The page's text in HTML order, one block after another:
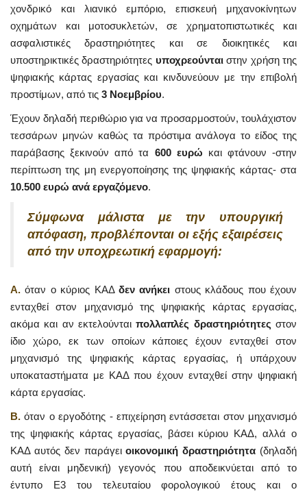
χονδρικό και λιανικό εμπόριο, επισκευή μηχανοκίνητων
οχημάτων και μοτοσυκλετών, σε χρηματοπιστωτικές και
ασφαλιστικές δραστηριότητες και σε διοικητικές και
υποστηρικτικές δραστηριότητες υποχρεούνται στην χρήση της
ψηφιακής κάρτας εργασίας και κινδυνεύουν με την επιβολή
προστίμων, από τις 3 Νοεμβρίου.
Έχουν δηλαδή περιθώριο για να προσαρμοστούν, τουλάχιστον
τεσσάρων μηνών καθώς τα πρόστιμα ανάλογα το είδος της
παράβασης ξεκινούν από τα 600 ευρώ και φτάνουν -στην
περίπτωση της μη ενεργοποίησης της ψηφιακής κάρτας- στα
10.500 ευρώ ανά εργαζόμενο.
Σύμφωνα μάλιστα με την υπουργική
απόφαση, προβλέπονται οι εξής εξαιρέσεις
από την υποχρεωτική εφαρμογή:
Α. όταν ο κύριος ΚΑΔ δεν ανήκει στους κλάδους που έχουν
ενταχθεί στον μηχανισμό της ψηφιακής κάρτας εργασίας,
ακόμα και αν εκτελούνταιπολλαπλές δραστηριότητες στον
ίδιο χώρο, εκ των οποίων κάποιες έχουν ενταχθεί στον
μηχανισμό της ψηφιακής κάρτας εργασίας, ή υπάρχουν
υποκαταστήματα με ΚΑΔ που έχουν ενταχθεί στην ψηφιακή
κάρτα εργασίας.
Β. όταν ο εργοδότης - επιχείρηση εντάσσεται στον μηχανισμό
της ψηφιακής κάρτας εργασίας, βάσει κύριου ΚΑΔ, αλλά ο
ΚΑΔ αυτός δεν παράγειοικονομική δραστηριότητα (δηλαδή
αυτή είναι μηδενική) γεγονός που αποδεικνύεται από το
έντυπο Ε3 του τελευταίου φορολογικού έτους και ο